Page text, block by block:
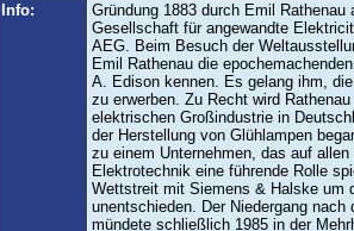
Info:
Gründung 1883 durch Emil
Gesellschaft für angewandte
AEG. Beim Besuch der
Emil Rathenau die
A. Edison kennen. Es gelang ihm,
zu erwerben. Zu Recht wird
elektrischen Großindustrie in
der Herstellung von Glühlampen
zu einem Unternehmen, das auf allen
Elektrotechnik eine führende Rolle
Wettstreit mit Siemens & Halske um
unentschieden. Der Niedergang nach
mündete schließlich 1985 in der